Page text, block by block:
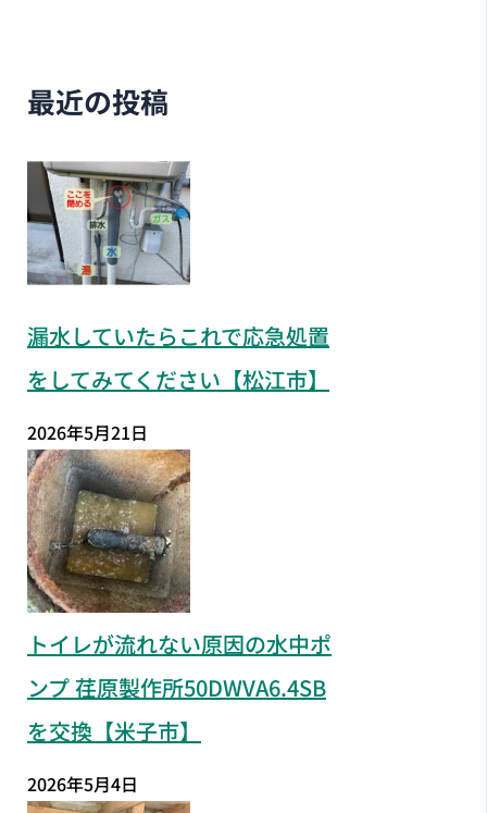
最近の投稿
漏水していたらこれで応急処置
をしてみてください【松江市】
2026年5月21日
トイレが流れない原因の水中ポ
ンプ 荏原製作所50DWVA6.4SB
を交換【米子市】
2026年5月4日